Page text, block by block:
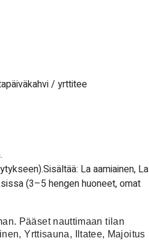
/ yrttitee
La aamiainen, La
(3–5 hengen huoneet, omat
Pääset nauttimaan tilan
Yrttisauna, Iltatee, Majoitus